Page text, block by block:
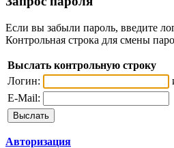
Если вы забыли пароль, введите
Контрольная строка для смены
Выслать контрольную строку
Логин:
E-Mail:
Авторизация